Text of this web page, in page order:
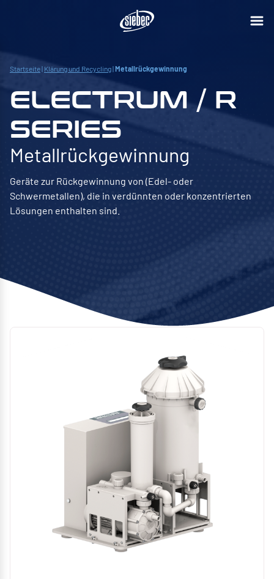
Startseite| Klärung und Recycling|Metallrückgewinnung
ELECTRUM / R
SERIES
Metallrückgewinnung
Geräte zur Rückgewinnung von (Edel- oder
Schwermetallen), die in verdünnten oder konzentrierten
Lösungen enthalten sind.